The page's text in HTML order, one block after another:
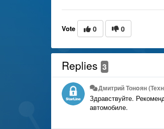
Vote 0 0
Replies 3
Дмитрий Тонoян
Здравствуйте.
автомобиле.